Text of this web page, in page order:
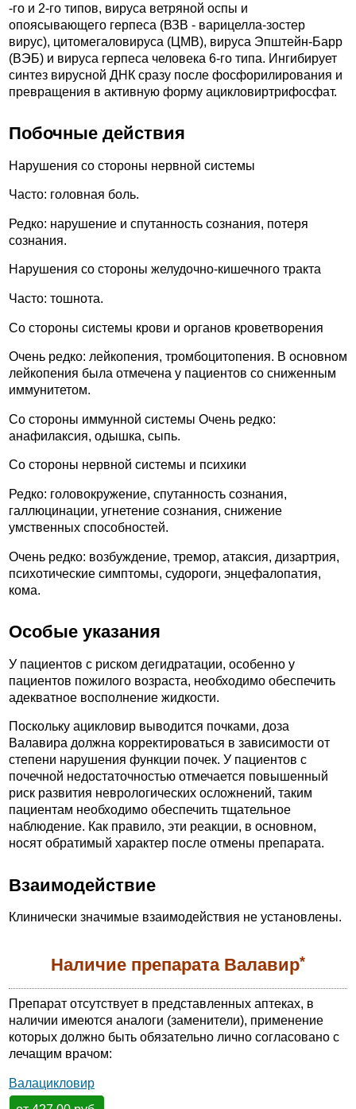
-го и 2-го типов, вируса ветряной оспы и
опоясывающего герпеса (ВЗВ - варицелла-зостер
вирус), цитомегаловируса (ЦМВ), вируса Эпштейн-Барр
(ВЭБ) и вируса герпеса человека 6-го типа. Ингибирует
синтез вирусной ДНК сразу после фосфорилирования и
превращения в активную форму ацикловиртрифосфат.
Побочные действия
Нарушения со стороны нервной системы
Часто: головная боль.
Редко: нарушение и спутанность сознания, потеря
сознания.
Нарушения со стороны желудочно-кишечного тракта
Часто: тошнота.
Со стороны системы крови и органов кроветворения
Очень редко: лейкопения, тромбоцитопения. В основном
лейкопения была отмечена у пациентов со сниженным
иммунитетом.
Со стороны иммунной системы Очень редко:
анафилаксия, одышка, сыпь.
Со стороны нервной системы и психики
Редко: головокружение, спутанность сознания,
галлюцинации, угнетение сознания, снижение
умственных способностей.
Очень редко: возбуждение, тремор, атаксия, дизартрия,
психотические симптомы, судороги, энцефалопатия,
кома.
Особые указания
У пациентов с риском дегидратации, особенно у
пациентов пожилого возраста, необходимо обеспечить
адекватное восполнение жидкости.
Поскольку ацикловир выводится почками, доза
Валавира должна корректироваться в зависимости от
степени нарушения функции почек. У пациентов с
почечной недостаточностью отмечается повышенный
риск развития неврологических осложнений, таким
пациентам необходимо обеспечить тщательное
наблюдение. Как правило, эти реакции, в основном,
носят обратимый характер после отмены препарата.
Взаимодействие
Клинически значимые взаимодействия не установлены.
Наличие препарата Валавир*
Препарат отсутствует в представленных аптеках, в
наличии имеются аналоги (заменители), применение
которых должно быть обязательно лично согласовано с
лечащим врачом:
Валацикловир